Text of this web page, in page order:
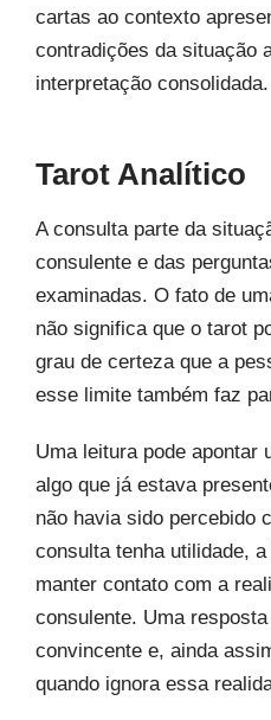
cartas ao contexto
contradições da situação
interpretação consolidada.
Tarot Analítico
A consulta parte da
consulente e das
examinadas. O fato de
não significa que o tarot
grau de certeza que a
esse limite também faz
Uma leitura pode apontar
algo que já estava
não havia sido percebido
consulta tenha utilidade,
manter contato com a
consulente. Uma
convincente e, ainda
quando ignora essa